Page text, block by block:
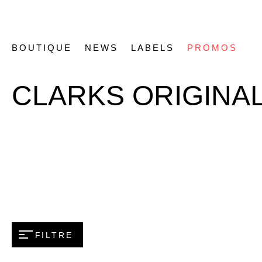
BOUTIQUE NEWS LABELS PROMOS
CLARKS
FILTRE